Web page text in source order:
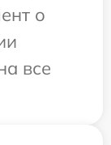
о
все